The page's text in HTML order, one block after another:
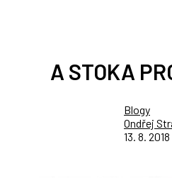
A STOKA
Blogy
Ondřej
13. 8. 2018